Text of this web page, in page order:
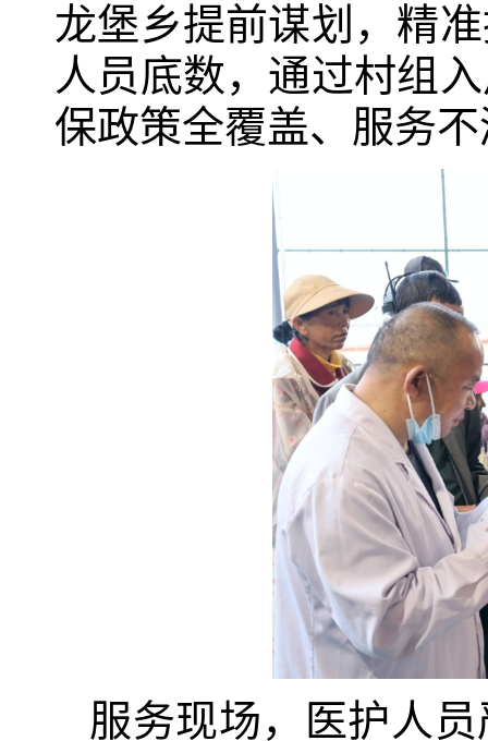
龙堡乡提前谋划，精
人员底数，通过村组
保政策全覆盖、服务
服务现场，医护人